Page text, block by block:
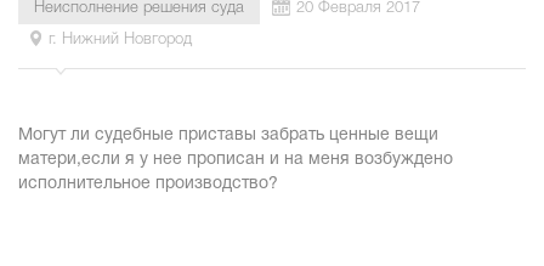
Неисполнение решения суда 20 Февраля 2017
г. Нижний Новгород
Могут ли судебные приставы забрать ценные вещи
матери,если я у нее прописан и на меня возбуждено
исполнительное производство?